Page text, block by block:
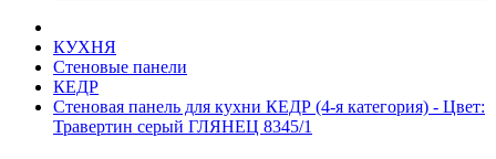
КУХНЯ
Стеновые панели
КЕДР
Стеновая панель для кухни КЕДР (4-я категория) - Цвет:
Травертин серый ГЛЯНЕЦ 8345/1